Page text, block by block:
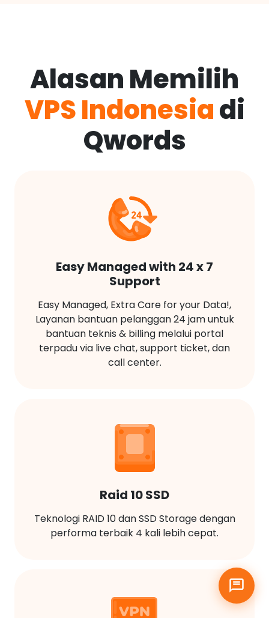
Alasan Memilih
VPS Indonesiadi
Qwords
Easy Managed with 24 x 7
Support
Easy Managed, Extra Care for your Data!,
Layanan bantuan pelanggan 24 jam untuk
bantuan teknis & billing melalui portal
terpadu via live chat, support ticket, dan
call center.
Raid 10 SSD
Teknologi RAID 10 dan SSD Storage dengan
performa terbaik 4 kali lebih cepat.